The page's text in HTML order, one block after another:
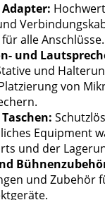
alle Anschlüsse.
und
und
von
Taschen:
Equipment
und der
und Zubehör